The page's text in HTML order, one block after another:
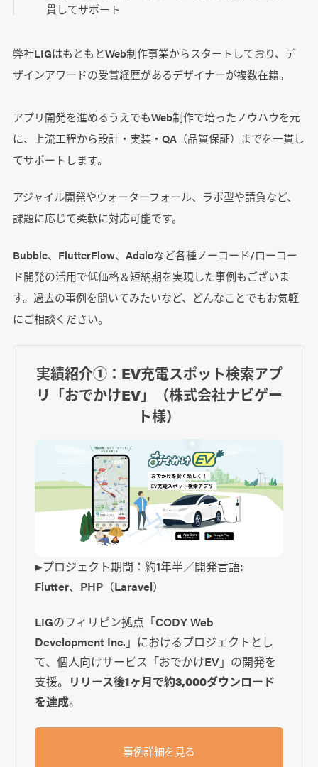
貫してサポート
弊社LIGはもともとWeb制作事業からスタートしており、デ
ザインアワードの受賞経歴があるデザイナーが複数在籍。
アプリ開発を進めるうえでもWeb制作で培ったノウハウを元
に、上流工程から設計・実装・QA（品質保証）までを一貫し
てサポートします。
アジャイル開発やウォーターフォール、ラボ型や請負など、
課題に応じて柔軟に対応可能です。
Bubble、FlutterFlow、Adaloなど各種ノーコード/ローコー
ド開発の活用で低価格＆短納期を実現した事例もございま
す。過去の事例を聞いてみたいなど、どんなことでもお気軽
にご相談ください。
実績紹介①：EV充電スポット検索アプ
リ「おでかけEV」（株式会社ナビゲー
ト様）
▶プロジェクト期間：約1年半／開発言語:
Flutter、PHP（Laravel）
LIGのフィリピン拠点「CODY Web
Development Inc.」におけるプロジェクトとし
て、個人向けサービス「おでかけEV」の開発を
支援。 リリース後1ヶ月で約3,000ダウンロード
を達成。
事例詳細を見る